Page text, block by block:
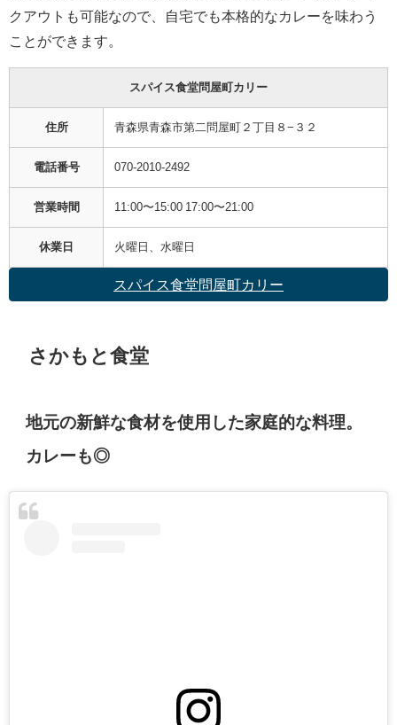
クアウトも可能なので、自宅でも本格的なカレーを味わう
ことができます。
スパイス食堂問屋町カリー
住所 青森県青森市第二問屋町２丁目８−３２
電話番号 070-2010-2492
営業時間 11:00〜15:00 17:00〜21:00
休業日 火曜日、水曜日
スパイス食堂問屋町カリー
さかもと食堂
地元の新鮮な食材を使用した家庭的な料理。
カレーも◎